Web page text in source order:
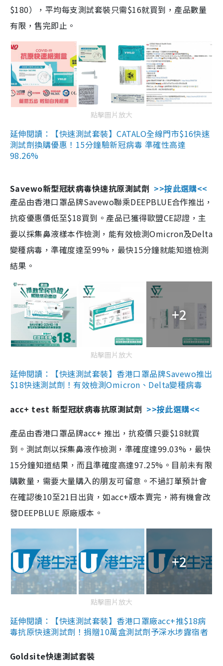
$180），平均每支測試套裝只需$16就買到，產品數量
有限，售完即止。
點擊圖片放大
延伸閱讀：【快速測試套裝】CATALO全線門市$16快速
測試劑換購優惠！15分鐘驗新冠病毒 準確性高達
98.26%
Savewo新型冠狀病毒快速抗原測試劑 >>按此選購<<
產品由香港口罩品牌Savewo聯乘DEEPBLUE合作推出，
抗疫優惠價低至$18買到。產品已獲得歐盟CE認證，主
要以採集鼻液樣本作檢測，能有效檢測Omicron及Delta
變種病毒，準確度達至99%，最快15分鐘就能知道檢測
結果。
+2
點擊圖片放大
延伸閱讀：【快速測試套裝】香港口罩品牌Savewo推出
$18快速測試劑！有效檢測Omicron、Delta變種病毒
acc+ test 新型冠狀病毒抗原測試劑 >>按此選購<<
產品由香港口罩品牌acc+ 推出，抗疫價只要$18就買
到。測試劑以採集鼻液作檢測，準確度達99.03%，最快
15分鐘知道結果，而且準確度高達97.25%。目前未有限
購數量，需要大量購入的朋友可留意。不過訂單預計會
在確認後10至21日出貨，如acc+版本賣完，將有機會改
發DEEPBLUE 原廠版本。
+2
點擊圖片放大
延伸閱讀：【快速測試套裝】香港口罩廠acc+推$18病
毒抗原快速測試劑！捐贈10萬盒測試劑予深水埗露宿者
Goldsite快速測試套裝